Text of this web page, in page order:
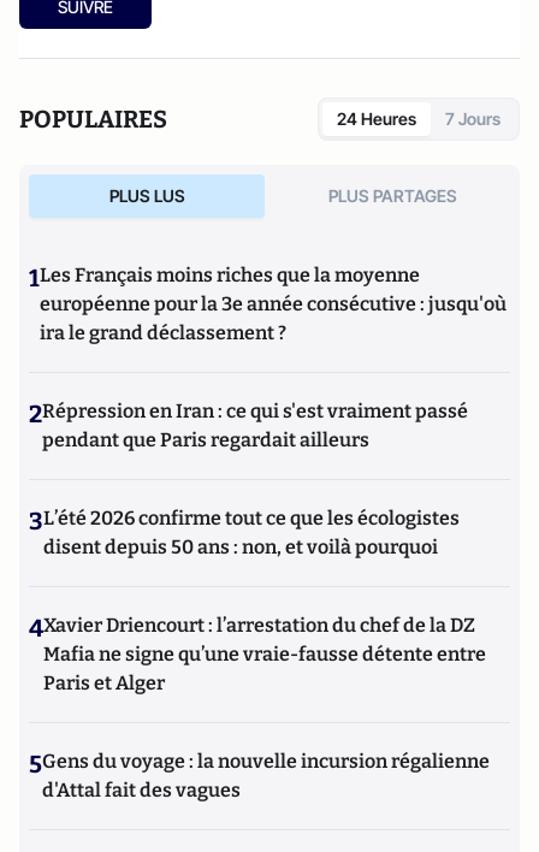
SUIVRE
POPULAIRES 24 Heures 7 Jours
PLUS LUS PLUS PARTAGES
1Les Français moins riches que la moyenne
européenne pour la 3e année consécutive : jusqu'où
ira le grand déclassement ?
2Répression en Iran : ce qui s'est vraiment passé
pendant que Paris regardait ailleurs
3L’été 2026 confirme tout ce que les écologistes
disent depuis 50 ans : non, et voilà pourquoi
4Xavier Driencourt : l’arrestation du chef de la DZ
Mafia ne signe qu’une vraie-fausse détente entre
Paris et Alger
5Gens du voyage : la nouvelle incursion régalienne
d'Attal fait des vagues